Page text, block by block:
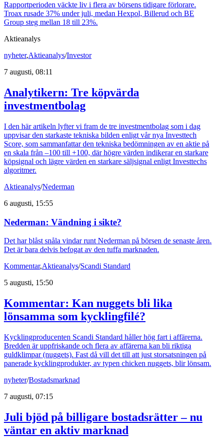
Rapportperioden väckte liv i flera av börsens tidigare förlorare.
Troax rusade 37% under juli, medan Hexpol, Billerud och BE
Group steg mellan 18 till 23%.
Aktieanalys
nyheter,Aktieanalys/Investor
7 augusti, 08:11
Analytikern: Tre köpvärda
investmentbolag
I den här artikeln lyfter vi fram de tre investmentbolag som i dag
uppvisar den starkaste tekniska bilden enligt vår nya Investtech
Score, som sammanfattar den tekniska bedömningen av en aktie på
en skala från –100 till +100, där högre värden indikerar en starkare
köpsignal och lägre värden en starkare säljsignal enligt Investtechs
algoritmer.
Aktieanalys/Nederman
6 augusti, 15:55
Nederman: Vändning i sikte?
Det har blåst snåla vindar runt Nederman på börsen de senaste åren.
Det är bara delvis befogat av den tuffa marknaden.
Kommentar,Aktieanalys/Scandi Standard
5 augusti, 15:50
Kommentar: Kan nuggets bli lika
lönsamma som kycklingfilé?
Kycklingproducenten Scandi Standard håller hög fart i affärerna.
Bredden är uppfriskande och flera av affärerna kan bli riktiga
guldklimpar (nuggets). Fast då vill det till att just storsatsningen på
panerade kycklingprodukter, av typen chicken nuggets, blir lönsam.
nyheter/Bostadsmarknad
7 augusti, 07:15
Juli bjöd på billigare bostadsrätter – nu
väntar en aktiv marknad